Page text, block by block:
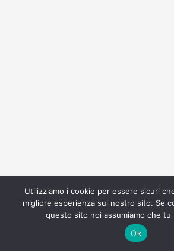
Utilizziamo i cookie per essere sicuri
migliore esperienza sul nostro sito. Se
questo sito noi assumiamo che tu
Ok